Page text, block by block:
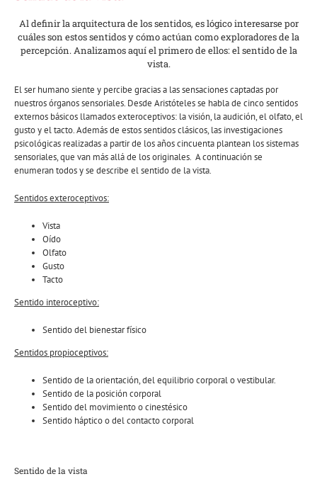
Al definir la arquitectura de los sentidos, es lógico interesarse por
cuáles son estos sentidos y cómo actúan como exploradores de la
percepción. Analizamos aquí el primero de ellos: el sentido de la
vista.
El ser humano siente y percibe gracias a las sensaciones captadas por
nuestros órganos sensoriales. Desde Aristóteles se habla de cinco sentidos
externos básicos llamados exteroceptivos: la visión, la audición, el olfato, el
gusto y el tacto. Además de estos sentidos clásicos, las investigaciones
psicológicas realizadas a partir de los años cincuenta plantean los sistemas
sensoriales, que van más allá de los originales. A continuación se
enumeran todos y se describe el sentido de la vista.
Sentidos exteroceptivos:
Vista
Oído
Olfato
Gusto
Tacto
Sentido interoceptivo:
Sentido del bienestar físico
Sentidos propioceptivos:
Sentido de la orientación, del equilibrio corporal o vestibular.
Sentido de la posición corporal
Sentido del movimiento o cinestésico
Sentido háptico o del contacto corporal
Sentido de la vista